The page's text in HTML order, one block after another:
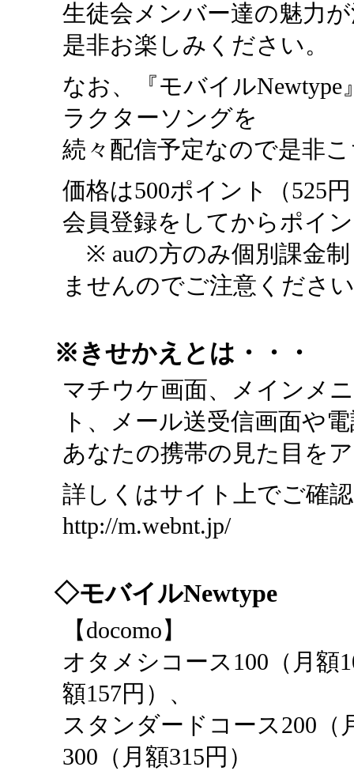
生徒会メンバー達の魅力
是非お楽しみください。
なお、『モバイル
ラクターソングを
続々配信予定なので是非
価格は500ポイント（525
会員登録をしてからポイ
※ auの方のみ個別課金
ませんのでご注意くださ
※きせかえとは・・・
マチウケ画面、メインメ
ト、メール送受信画面や
あなたの携帯の見た目を
詳しくはサイト上でご確
http://m.webnt.jp/
◇モバイルNewtype
【docomo】
オタメシコース100（月額
額157円）、
スタンダードコース200（
300（月額315円）